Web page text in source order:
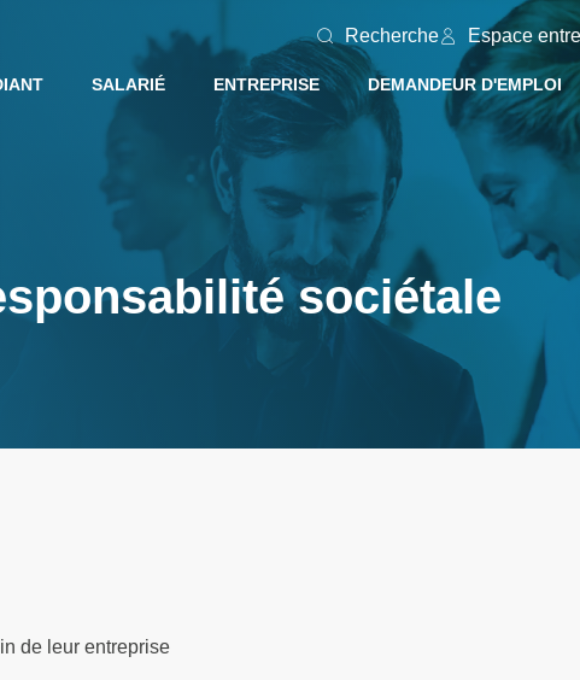
Recherche Espace
SALARIÉ ENTREPRISE DEMANDEUR D'EMPLOI
sociétale
de leur entreprise